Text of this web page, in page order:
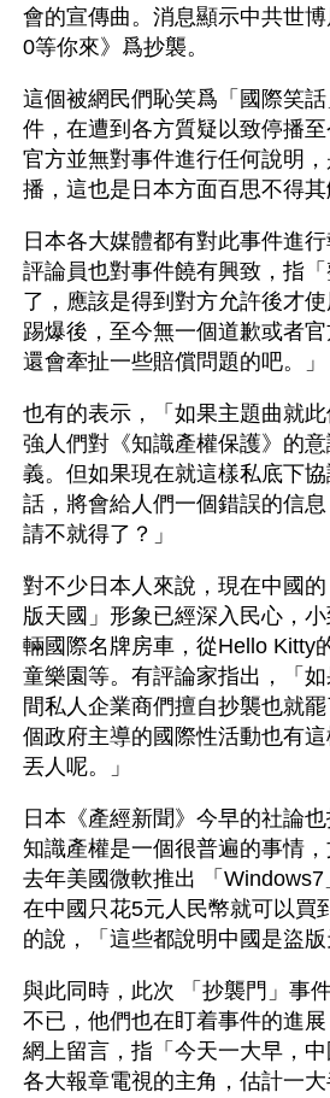
會的宣傳曲。消息顯示中共世
0等你來》爲抄襲。
這個被網民們恥笑爲「國際笑
件，在遭到各方質疑以致停播
官方並無對事件進行任何說明
播，這也是日本方面百思不得其
日本各大媒體都有對此事件進
評論員也對事件饒有興致，指
了，應該是得到對方允許後才
踢爆後，至今無一個道歉或者
還會牽扯一些賠償問題的吧。」
也有的表示，「如果主題曲就
強人們對《知識產權保護》的
義。但如果現在就這樣私底下
話，將會給人們一個錯誤的信
請不就得了？」
對不少日本人來說，現在中國
版天國」形象已經深入民心，
輛國際名牌房車，從Hello Kitty
童樂園等。有評論家指出，「
間私人企業商們擅自抄襲也就
個政府主導的國際性活動也有
丟人呢。」
日本《產經新聞》今早的社論
知識產權是一個很普遍的事情，
去年美國微軟推出 「
在中國只花5元人民幣就可以買
的說，「這些都說明中國是盜版
與此同時，此次 「抄襲門」事
不已，他們也在盯着事件的進
網上留言，指「今天一大早，
各大報章電視的主角，估計一